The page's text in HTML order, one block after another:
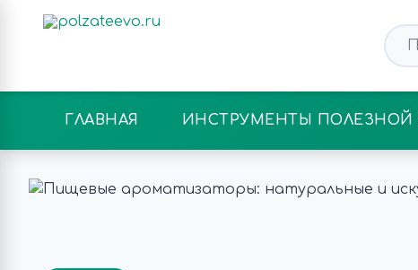
ГЛАВНАЯ ИНСТРУМЕНТЫ ПОЛЕЗНОЙ